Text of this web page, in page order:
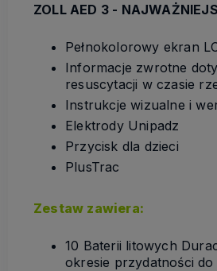
ZOLL AED 3 -
Pełnokolorowy ekran
Informacje zwrotne
resuscytacji w czasie
Instrukcje wizualne i
Elektrody Unipadz
Przycisk dla dzieci
PlusTrac
Zestaw zawiera:
10 Baterii litowych
okresie przydatności do